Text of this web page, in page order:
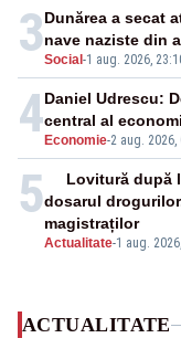
3Social -1 aug. 2026,
Dunărea a secat
nave naziste din
4 Economie-2 aug. 2026,
Daniel Udrescu:
central al
5
Actualitate-1 aug.
Lovitură după
dosarul
magistraților
ACTUALITATE